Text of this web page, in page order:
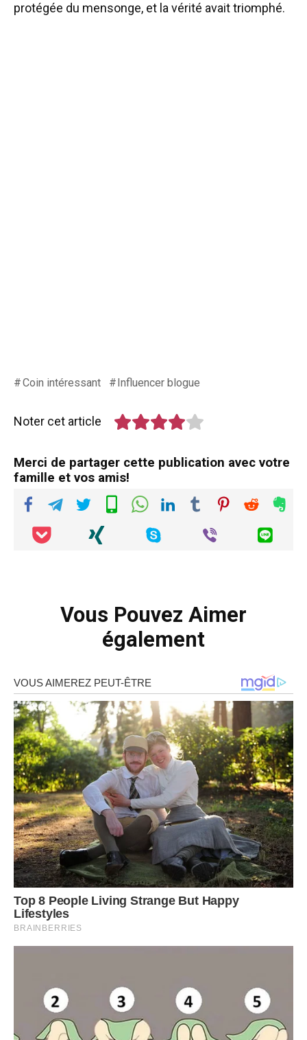
protégée du mensonge, et la vérité avait triomphé.
Coin intéressant Influencer blogue
Noter cet article
Merci de partager cette publication avec votre
famille et vos amis!
Vous Pouvez Aimer
également